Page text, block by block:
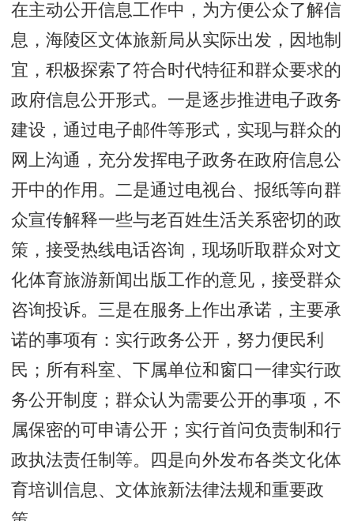
在主动公开信息工作中，为方便公众了解信
息，海陵区文体旅新局从实际出发，因地制
宜，积极探索了符合时代特征和群众要求的
政府信息公开形式。一是逐步推进电子政务
建设，通过电子邮件等形式，实现与群众的
网上沟通，充分发挥电子政务在政府信息公
开中的作用。二是通过电视台、报纸等向群
众宣传解释一些与老百姓生活关系密切的政
策，接受热线电话咨询，现场听取群众对文
化体育旅游新闻出版工作的意见，接受群众
咨询投诉。三是在服务上作出承诺，主要承
诺的事项有：实行政务公开，努力便民利
民；所有科室、下属单位和窗口一律实行政
务公开制度；群众认为需要公开的事项，不
属保密的可申请公开；实行首问负责制和行
政执法责任制等。四是向外发布各类文化体
育培训信息、文体旅新法律法规和重要政